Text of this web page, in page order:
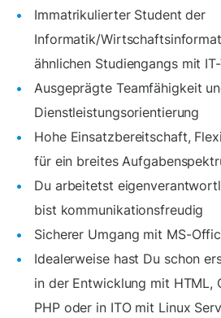
Immatrikulierter Student der
Informatik/
ähnlichen Studiengangs mit
Ausgeprägte Teamfähigkeit
Dienstleistungsorientierung
Hohe Einsatzbereitschaft,
für ein breites
Du arbeitetst
bist kommunikationsfreudig
Sicherer Umgang mit MS-
Idealerweise hast Du schon
in der Entwicklung mit HTML,
PHP oder in ITO mit Linux